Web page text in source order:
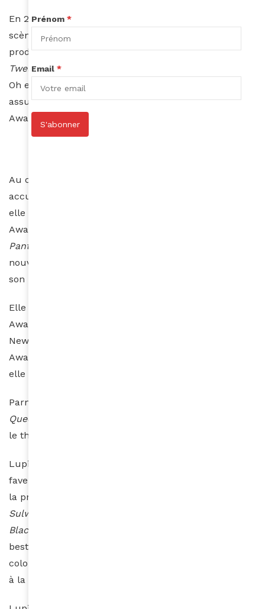
En 2025, Lupita Nyong’o fera son grand retour sur
scène pour interpréter le rôle de Viola dans la
production estivale deShakespeare in the Park,
Twelfth Night,
Oh et Jesse Tyler Ferguson. La mise en scène sera
assurée par Saheem Ali, réalisateur nommé aux Tony
Awards.
Au cours de sa carrière, Lupita Nyong’o aura
accumulé nombre de prix et de distinctions. Ainsi,
elle fait l’objet d’une nomination aux NAACP Image
Awards pour le rôle de Nakia qu’elle tient dans
Panther
nouvelle nomination aux NAACP Image Awards pour
son rôle dans
Elle est également nommée aux Screen Actors Guild
Awards, et reçoit le prix de la meilleure actrice de la
New York Film Critics Association et un NAACP Image
Award pour le film d’horreur de Jordan Peele,
elle interprète les rôles d’Adelaide et de Red.
Parmi ses autres films, on compte
Queen of Katwe, Star Wars : Le Réveil de la Force
le thriller d’Universal,
Lupita Nyong’o est une femme très engagée en
faveur des enfants. En effet, en 2020, elle prête pour
la première fois sa voix à un livre pour enfants,
Sulwe
Black Voices,
bestseller n°1 par le
colorisme, cette discrimination qui touche les enfants
à la peau foncée.
Prénom *
Email *
S'abonner